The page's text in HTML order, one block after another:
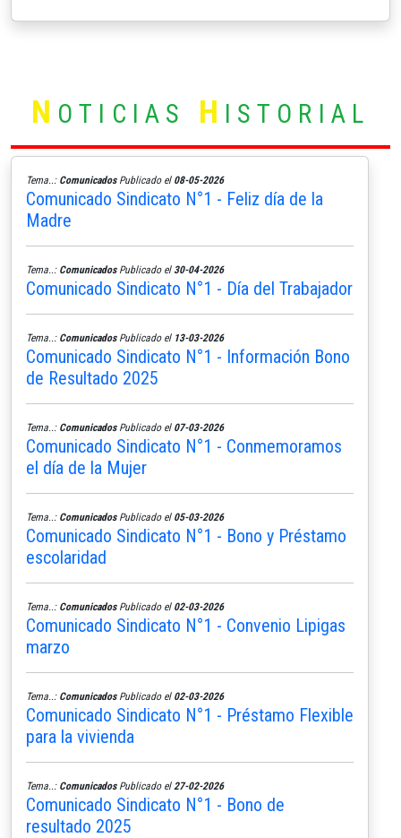
N OTICIAS H ISTORIAL
Tema..: ComunicadosPublicado el 08-05-2026
Comunicado Sindicato N°1 - Feliz día de la
Madre
Tema..: ComunicadosPublicado el 30-04-2026
Comunicado Sindicato N°1 - Día del Trabajador
Tema..: ComunicadosPublicado el 13-03-2026
Comunicado Sindicato N°1 - Información Bono
de Resultado 2025
Tema..: ComunicadosPublicado el 07-03-2026
Comunicado Sindicato N°1 - Conmemoramos
el día de la Mujer
Tema..: ComunicadosPublicado el 05-03-2026
Comunicado Sindicato N°1 - Bono y Préstamo
escolaridad
Tema..: ComunicadosPublicado el 02-03-2026
Comunicado Sindicato N°1 - Convenio Lipigas
marzo
Tema..: ComunicadosPublicado el 02-03-2026
Comunicado Sindicato N°1 - Préstamo Flexible
para la vivienda
Tema..: ComunicadosPublicado el 27-02-2026
Comunicado Sindicato N°1 - Bono de
resultado 2025